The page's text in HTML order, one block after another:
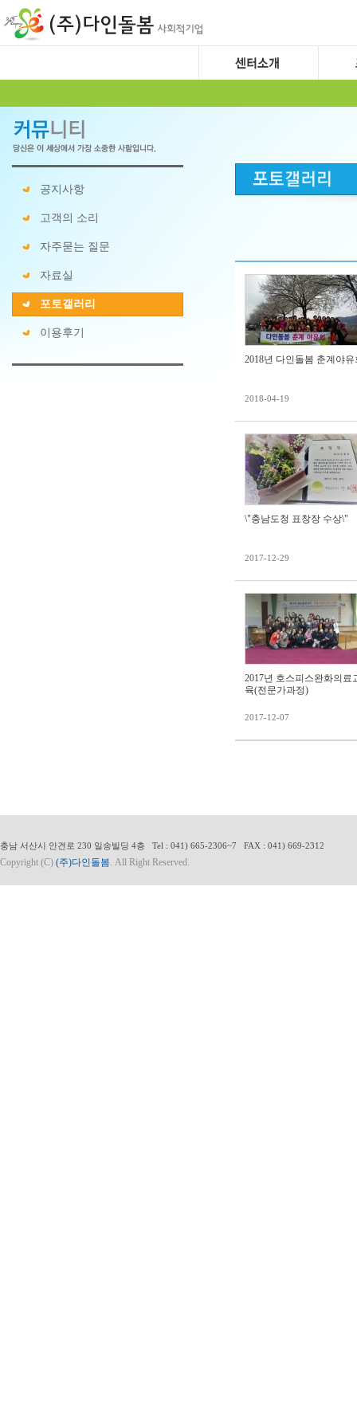
공지사항
고객의 소리
자주묻는 질문
자료실
포토갤러리
이용후기
2018년 다인돌봄 춘계야유
2018-04-19
\"충남도청 표창장 수상\"
2017-12-29
2017년 호스피스완화의료
육(전문가과정)
2017-12-07
충남 서산시 안견로 230 일송빌딩 4층 Tel : 041) 665-2306~7 FAX : 041) 669-2312
Copyright (C) (주)다인돌봄. All Right Reserved.